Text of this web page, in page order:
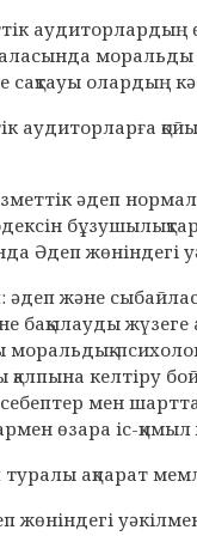
аудиторлардың
сақтауы олардың
аудиторларға
әдеп
Әдеп жөніндегі
әдеп және
бақылауды
моральдық-
келтіру
себептер мен
өзара іс-
туралы ақпарат
жөніндегі